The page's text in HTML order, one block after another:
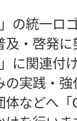
」の統一
及・啓発
」に関連
実践・
などへ「